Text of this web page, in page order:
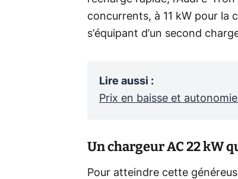
concurrents, à 11 kW pour la
s’équipant d’un second
Lire aussi :
Prix en baisse et
Un chargeur AC 22 kW
Pour atteindre cette